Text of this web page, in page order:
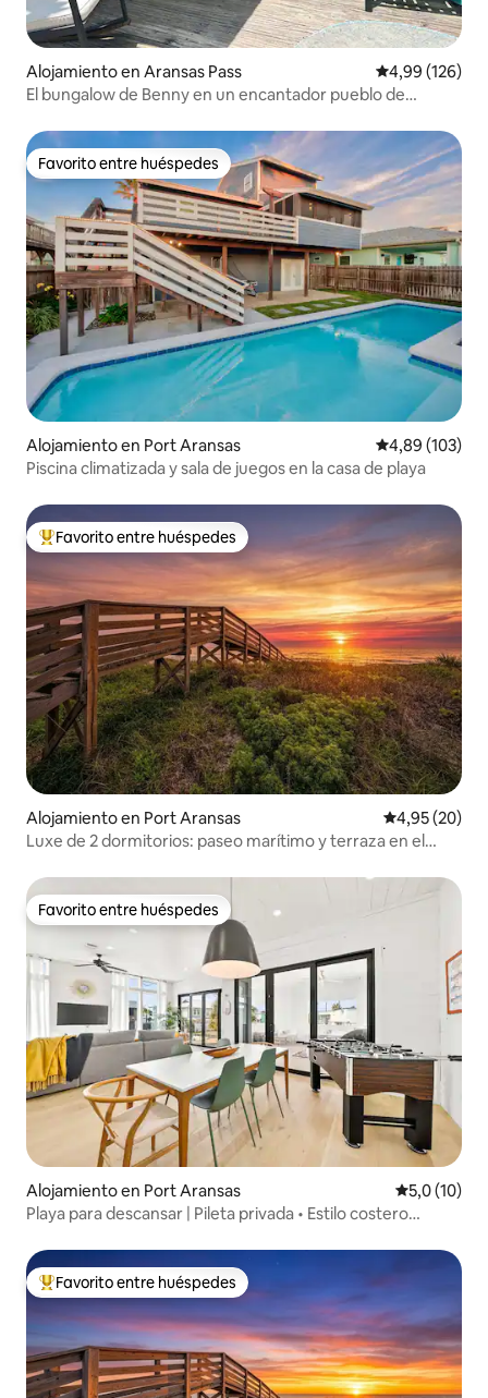
Alojamiento en Aransas Pass Calificación
4,99 (126)
El bungalow de Benny en un encantador pueblo de
Favorito entre huéspedes
Favorito entre huéspedes
Alojamiento en Port Aransas Calificación
4,89 (103)
Piscina climatizada y sala de juegos en la casa de playa
Favorito entre los huéspedes más destacados
Favorito entre huéspedes
Alojamiento en Port Aransas Calificación
4,95 (20)
Luxe de 2 dormitorios: paseo marítimo y terraza en el
Favorito entre huéspedes
Favorito entre huéspedes
Alojamiento en Port Aransas Calificación
5,0 (10)
Playa para descansar | Pileta privada • Estilo costero
Favorito entre los huéspedes más destacados
Favorito entre huéspedes